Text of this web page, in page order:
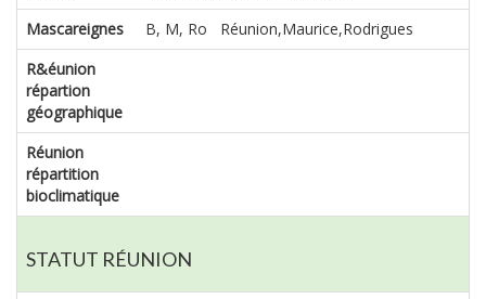
Mascareignes
B, M, Ro Réunion,Maurice,Rodrigues
R&éunion
répartion
géographique
Réunion
répartition
bioclimatique
STATUT RÉUNION